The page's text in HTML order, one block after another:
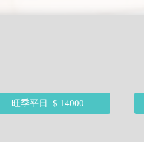
旺季平日 $ 14000